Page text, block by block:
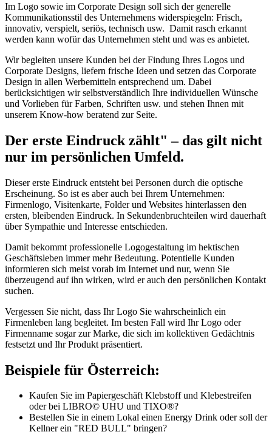
Im Logo sowie im Corporate Design soll sich der generelle
Kommunikationsstil des Unternehmens widerspiegeln: Frisch,
innovativ, verspielt, seriös, technisch usw. Damit rasch erkannt
werden kann wofür das Unternehmen steht und was es anbietet.
Wir begleiten unsere Kunden bei der Findung Ihres Logos und
Corporate Designs, liefern frische Ideen und setzen das Corporate
Design in allen Werbemitteln entsprechend um. Dabei
berücksichtigen wir selbstverständlich Ihre individuellen Wünsche
und Vorlieben für Farben, Schriften usw. und stehen Ihnen mit
unserem Know-how beratend zur Seite.
Der erste Eindruck zählt" – das gilt nicht
nur im persönlichen Umfeld.
Dieser erste Eindruck entsteht bei Personen durch die optische
Erscheinung. So ist es aber auch bei Ihrem Unternehmen:
Firmenlogo, Visitenkarte, Folder und Websites hinterlassen den
ersten, bleibenden Eindruck. In Sekundenbruchteilen wird dauerhaft
über Sympathie und Interesse entschieden.
Damit bekommt professionelle Logogestaltung im hektischen
Geschäftsleben immer mehr Bedeutung. Potentielle Kunden
informieren sich meist vorab im Internet und nur, wenn Sie
überzeugend auf ihn wirken, wird er auch den persönlichen Kontakt
suchen.
Vergessen Sie nicht, dass Ihr Logo Sie wahrscheinlich ein
Firmenleben lang begleitet. Im besten Fall wird Ihr Logo oder
Firmenname sogar zur Marke, die sich im kollektiven Gedächtnis
festsetzt und Ihr Produkt präsentiert.
Beispiele für Österreich:
Kaufen Sie im Papiergeschäft Klebstoff und Klebestreifen
oder bei LIBRO© UHU und TIXO®?
Bestellen Sie in einem Lokal einen Energy Drink oder soll der
Kellner ein "RED BULL" bringen?